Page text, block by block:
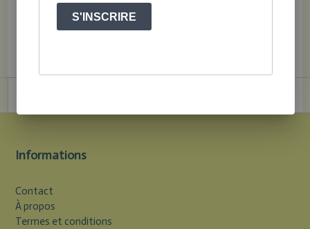
Informations
Contact
À propos
Termes et conditions
S'INSCRIRE